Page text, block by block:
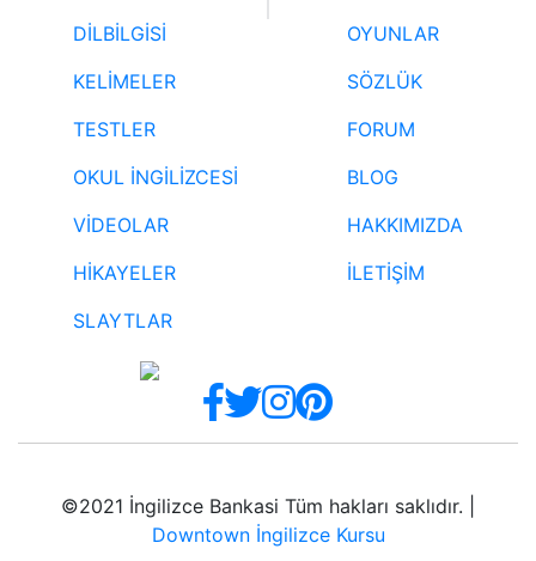
DİLBİLGİSİ
KELİMELER
TESTLER
OKUL İNGİLİZCESİ
VİDEOLAR
HİKAYELER
SLAYTLAR
OYUNLAR
SÖZLÜK
FORUM
BLOG
HAKKIMIZDA
İLETİŞİM
©2021 İngilizce Bankasi Tüm hakları saklıdır. |
Downtown İngilizce Kursu